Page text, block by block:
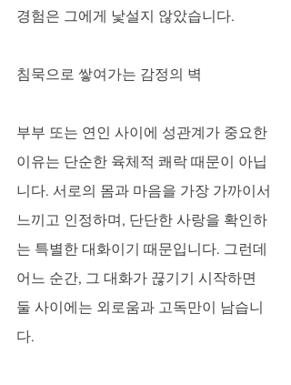
경험은 그에게 낯설지 않았습니다.
침묵으로 쌓여가는 감정의 벽
부부 또는 연인 사이에 성관계가 중요한
이유는 단순한 육체적 쾌락 때문이 아닙
니다. 서로의 몸과 마음을 가장 가까이서
느끼고 인정하며, 단단한 사랑을 확인하
는 특별한 대화이기 때문입니다. 그런데
어느 순간, 그 대화가 끊기기 시작하면
둘 사이에는 외로움과 고독만이 남습니
다.